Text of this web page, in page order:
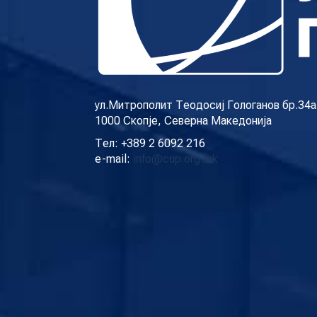
ул.Митрополит Теодосиј Гологанов
1000 Скопје, Северна Македонија
Тел: +389 2 6092 216
e-mail: info@cup.org.mk